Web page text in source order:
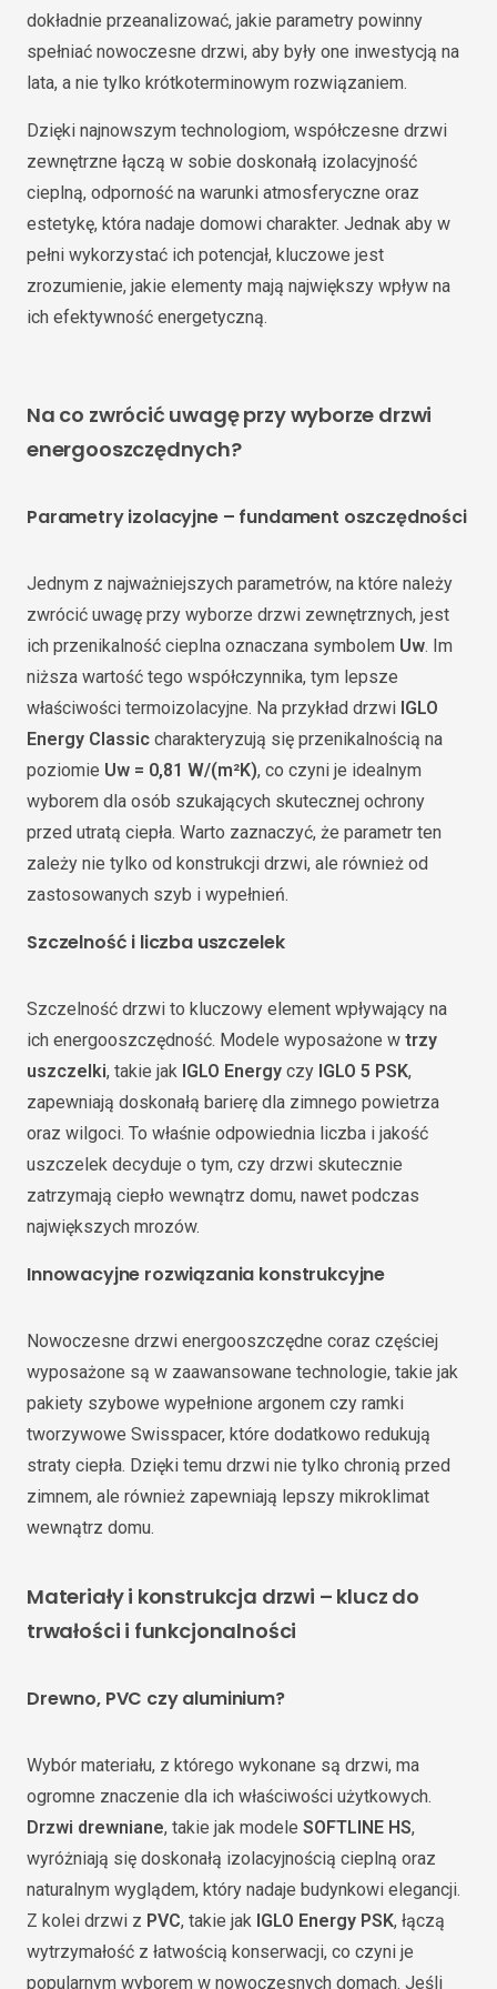
dokładnie przeanalizować, jakie parametry powinny
spełniać nowoczesne drzwi, aby były one inwestycją na
lata, a nie tylko krótkoterminowym rozwiązaniem.
Dzięki najnowszym technologiom, współczesne drzwi
zewnętrzne łączą w sobie doskonałą izolacyjność
cieplną, odporność na warunki atmosferyczne oraz
estetykę, która nadaje domowi charakter. Jednak aby w
pełni wykorzystać ich potencjał, kluczowe jest
zrozumienie, jakie elementy mają największy wpływ na
ich efektywność energetyczną.
Na co zwrócić uwagę przy wyborze drzwi
energooszczędnych?
Parametry izolacyjne – fundament oszczędności
Jednym z najważniejszych parametrów, na które należy
zwrócić uwagę przy wyborze drzwi zewnętrznych, jest
ich przenikalność cieplna oznaczana symbolem Uw. Im
niższa wartość tego współczynnika, tym lepsze
właściwości termoizolacyjne. Na przykład drzwi IGLO
Energy Classic charakteryzują się przenikalnością na
poziomie Uw = 0,81 W/(m²K), co czyni je idealnym
wyborem dla osób szukających skutecznej ochrony
przed utratą ciepła. Warto zaznaczyć, że parametr ten
zależy nie tylko od konstrukcji drzwi, ale również od
zastosowanych szyb i wypełnień.
Szczelność i liczba uszczelek
Szczelność drzwi to kluczowy element wpływający na
ich energooszczędność. Modele wyposażone w trzy
uszczelki, takie jak IGLO Energy czy IGLO 5 PSK,
zapewniają doskonałą barierę dla zimnego powietrza
oraz wilgoci. To właśnie odpowiednia liczba i jakość
uszczelek decyduje o tym, czy drzwi skutecznie
zatrzymają ciepło wewnątrz domu, nawet podczas
największych mrozów.
Innowacyjne rozwiązania konstrukcyjne
Nowoczesne drzwi energooszczędne coraz częściej
wyposażone są w zaawansowane technologie, takie jak
pakiety szybowe wypełnione argonem czy ramki
tworzywowe Swisspacer, które dodatkowo redukują
straty ciepła. Dzięki temu drzwi nie tylko chronią przed
zimnem, ale również zapewniają lepszy mikroklimat
wewnątrz domu.
Materiały i konstrukcja drzwi – klucz do
trwałości i funkcjonalności
Drewno, PVC czy aluminium?
Wybór materiału, z którego wykonane są drzwi, ma
ogromne znaczenie dla ich właściwości użytkowych.
Drzwi drewniane, takie jak modele SOFTLINE HS,
wyróżniają się doskonałą izolacyjnością cieplną oraz
naturalnym wyglądem, który nadaje budynkowi elegancji.
Z kolei drzwi z PVC, takie jak IGLO Energy PSK, łączą
wytrzymałość z łatwością konserwacji, co czyni je
popularnym wyborem w nowoczesnych domach. Jeśli